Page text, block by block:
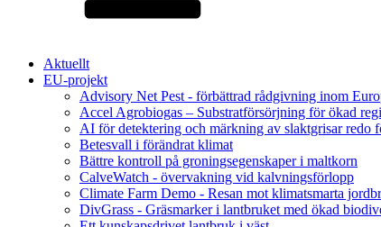
Aktuellt
EU-projekt
Advisory Net Pest - förbättrad rådgivning inom
Accel Agrobiogas – Substratförsörjning för ökad
AI för detektering och märkning av slaktgrisar redo
Betesvall i förändrat klimat
Bättre kontroll på groningsegenskaper i maltkorn
CalveWatch - övervakning vid kalvningsförlopp
Climate Farm Demo - Resan mot klimatsmarta
DivGrass - Gräsmarker i lantbruket med ökad